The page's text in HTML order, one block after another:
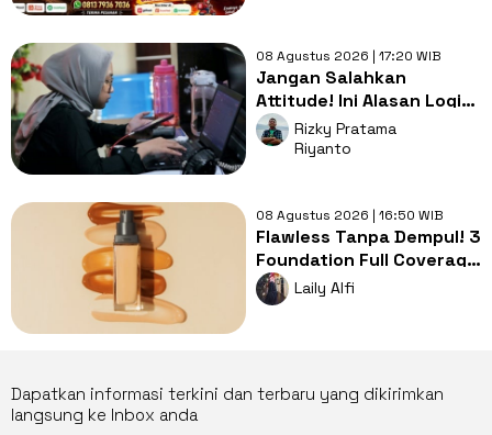
08 Agustus 2026 | 17:20 WIB
Jangan Salahkan
Attitude! Ini Alasan Logis
Kenapa Gen Z Susah Cari
Kerja
Rizky Pratama
Riyanto
08 Agustus 2026 | 16:50 WIB
Flawless Tanpa Dempul! 3
Foundation Full Coverage
Buat Tutupi Bekas
Jerawat
Laily Alfi
Dapatkan informasi terkini dan terbaru yang dikirimkan
langsung ke Inbox anda